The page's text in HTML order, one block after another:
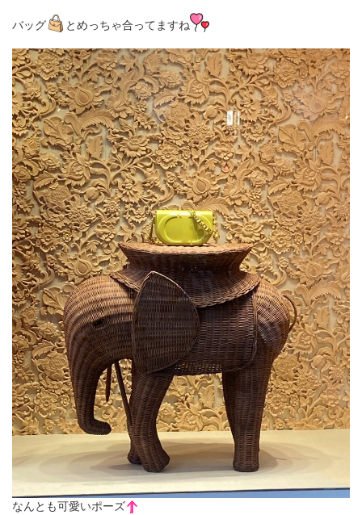
バッグ とめっちゃ合ってますね
なんとも可愛いポーズ